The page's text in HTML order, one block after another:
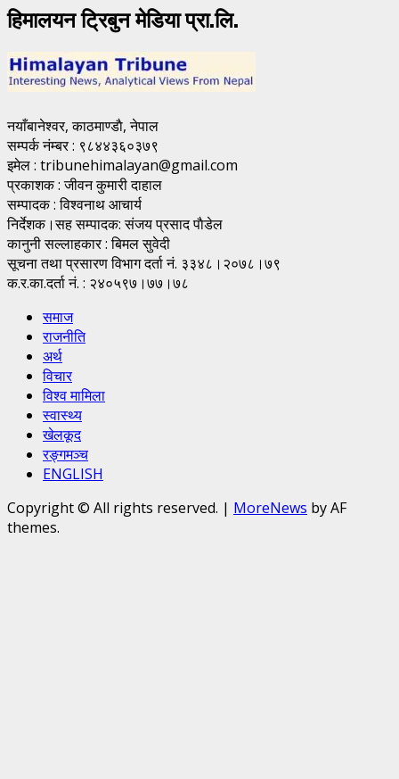
हिमालयन ट्रिबुन मेडिया प्रा.लि.
नयाँबानेश्वर, काठमाण्डाै, नेपाल
सम्पर्क नंम्बर : ९८४४३६०३७९
इमेल : tribunehimalayan@gmail.com
प्रकाशक : जीवन कुमारी दाहाल
सम्पादक : विश्वनाथ आचार्य
निर्देशक।सह सम्पादक: संजय प्रसाद पाैडेल
कानुनी सल्लाहकार : बिमल सुवेदी
सूचना तथा प्रसारण विभाग दर्ता नं. ३३४८।२०७८।७९
क.र.का.दर्ता नं. : २४०५९७।७७।७८
समाज
राजनीति
अर्थ
विचार
विश्व मामिला
स्वास्थ्य
खेलकूद
रङ्गमञ्च
ENGLISH
Copyright © All rights reserved. | MoreNews by AF
themes.